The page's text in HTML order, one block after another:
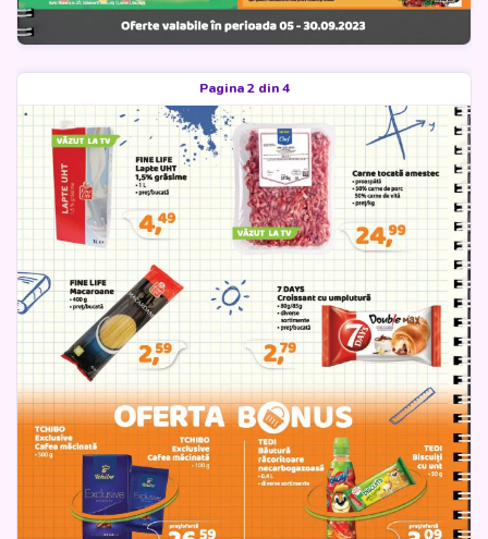
Pagina 2 din 4